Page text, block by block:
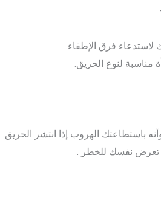
مناسبة لنوع الحريق.
باستطاعتك الهروب إذا انتشر الحريق.
تعرض نفسك للخطر .